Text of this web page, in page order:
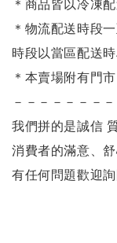
＊商品皆以冷凍配
＊物流配送時段
時段以當區配送時
＊本賣場附有門
－－－－－－－
我們拼的是誠信
消費者的滿意、
有任何問題歡迎